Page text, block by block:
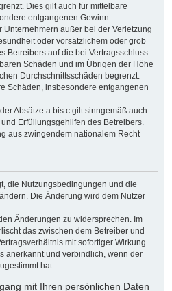
Dies gilt auch für mittelbare
entgangenen Gewinn.
Unternehmern außer bei der Verletzung
oder vorsätzlichem oder grob
Betreibers auf die bei Vertragsschluss
Schäden und im Übrigen der Höhe
Durchschnittsschäden begrenzt.
Schäden, insbesondere entgangenen
Absätze a bis c gilt sinngemäß auch
Erfüllungsgehilfen des Betreibers.
aus zwingendem nationalem Recht
die Nutzungsbedingungen und die
Die Änderung wird dem Nutzer
Änderungen zu widersprechen. Im
das zwischen dem Betreiber und
mit sofortiger Wirkung.
anerkannt und verbindlich, wenn der
hat.
mit Ihren persönlichen Daten